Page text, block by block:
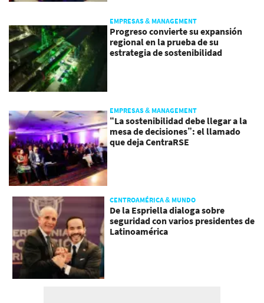
EMPRESAS & MANAGEMENT
Progreso convierte su expansión
regional en la prueba de su
estrategia de sostenibilidad
EMPRESAS & MANAGEMENT
“La sostenibilidad debe llegar a la
mesa de decisiones”: el llamado
que deja CentraRSE
CENTROAMÉRICA & MUNDO
De la Espriella dialoga sobre
seguridad con varios presidentes de
Latinoamérica